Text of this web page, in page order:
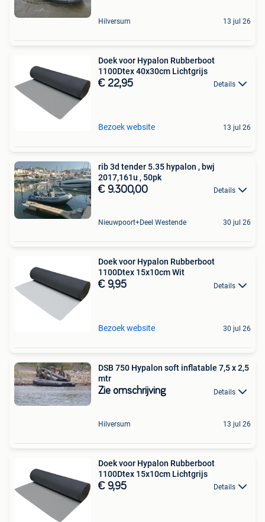
Hilversum 13 jul 26
Doek voor Hypalon Rubberboot
1100Dtex 40x30cm Lichtgrijs
€ 22,95 Details
Bezoek website 13 jul 26
rib 3d tender 5.35 hypalon , bwj
2017,161u , 50pk
€ 9.300,00 Details
Nieuwpoort+Deel Westende 30 jul 26
Doek voor Hypalon Rubberboot
1100Dtex 15x10cm Wit
€ 9,95 Details
Bezoek website 30 jul 26
DSB 750 Hypalon soft inflatable 7,5 x 2,5
mtr
Zie omschrijving Details
Hilversum 13 jul 26
Doek voor Hypalon Rubberboot
1100Dtex 15x10cm Lichtgrijs
€ 9,95 Details